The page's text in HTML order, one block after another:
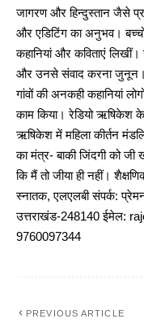
जागरण और हिन्दुस्तान जैसे
और एडिटिंग का अनुभव।
कहानियां और कविताएं
और उनसे संवाद करना जुनून।
गांवों की अनकही कहानियां
काम किया। रेडियो ऋषिकेश
ऋषिकेश में महिला कीर्तन
का मंत्र- बाकी जिंदगी को जी
कि मैं तो जीया ही नहीं।
स्नातक, एलएलबी संपर्क:
उत्तराखंड-248140 ईमेल:
9760097344
PREVIOUS ARTICLE